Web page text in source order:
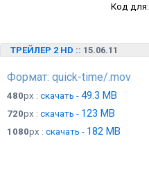
Код для:
ТРЕЙЛЕР 2 HD :: 15.06.11
Формат: quick-time/.mov
480px : скачать - 49.3 MB
720px : скачать - 123 MB
1080px : скачать - 182 MB